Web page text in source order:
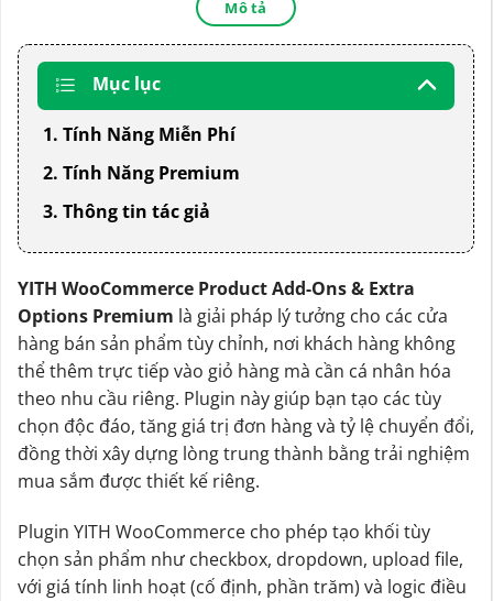
Mô tả
Mục lục
1. Tính Năng Miễn Phí
2. Tính Năng Premium
3. Thông tin tác giả
YITH WooCommerce Product Add-Ons & Extra
Options Premium là giải pháp lý tưởng cho các cửa
hàng bán sản phẩm tùy chỉnh, nơi khách hàng không
thể thêm trực tiếp vào giỏ hàng mà cần cá nhân hóa
theo nhu cầu riêng. Plugin này giúp bạn tạo các tùy
chọn độc đáo, tăng giá trị đơn hàng và tỷ lệ chuyển đổi,
đồng thời xây dựng lòng trung thành bằng trải nghiệm
mua sắm được thiết kế riêng.
Plugin YITH WooCommerce cho phép tạo khối tùy
chọn sản phẩm như checkbox, dropdown, upload file,
với giá tính linh hoạt (cố định, phần trăm) và logic điều